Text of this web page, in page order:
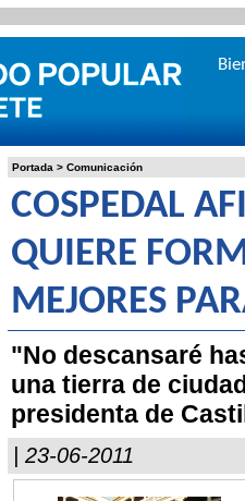
Portada > Comunicación
COSPEDAL
QUIERE
MEJORES
"No descansaré
una tierra de
presidenta de
| 23-06-2011